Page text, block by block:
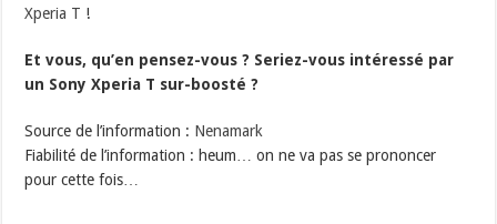
Xperia T !
Et vous, qu’en pensez-vous ? Seriez-vous intéressé par
un Sony Xperia T sur-boosté ?
Source de l’information : Nenamark
Fiabilité de l’information : heum… on ne va pas se prononcer
pour cette fois…